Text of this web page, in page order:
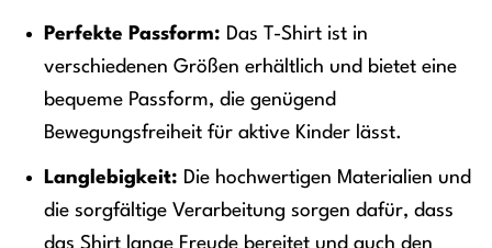
Perfekte Passform: Das T-Shirt ist in
verschiedenen Größen erhältlich und bietet eine
bequeme Passform, die genügend
Bewegungsfreiheit für aktive Kinder lässt.
Langlebigkeit: Die hochwertigen Materialien und
die sorgfältige Verarbeitung sorgen dafür, dass
das Shirt lange Freude bereitet und auch den